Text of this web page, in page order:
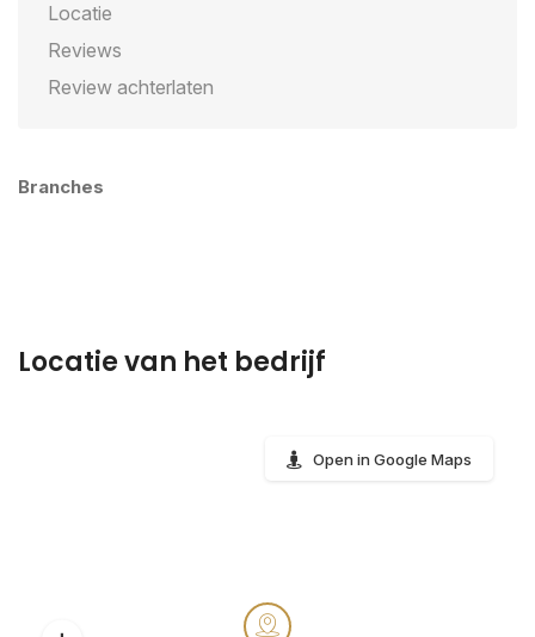
Locatie
Reviews
Review achterlaten
Branches
Locatie van het bedrijf
Open in Google Maps